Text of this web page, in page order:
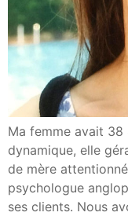
Ma femme avait 38
dynamique, elle
de mère
psychologue
ses clients. Nous